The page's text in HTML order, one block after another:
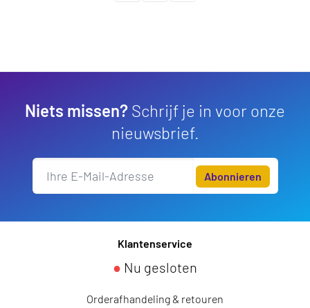
Niets missen? Schrijf je in voor onze
nieuwsbrief.
Abonnieren
Klantenservice
● Nu gesloten
Orderafhandeling & retouren